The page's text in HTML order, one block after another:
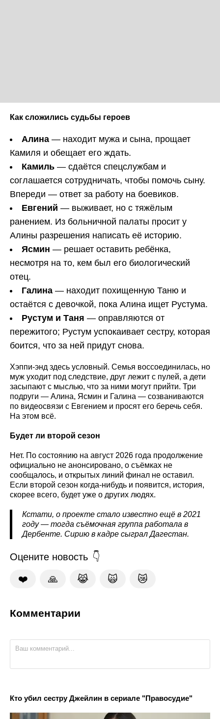
Как сложились судьбы героев
Алина — находит мужа и сына, прощает
Камиля и обещает его ждать.
Камиль — сдаётся спецслужбам и
соглашается сотрудничать, чтобы помочь сыну.
Впереди — ответ за работу на боевиков.
Евгений — выживает, но с тяжёлым
ранением. Из больничной палаты просит у
Алины разрешения написать её историю.
Ясмин — решает оставить ребёнка,
несмотря на то, кем был его биологический
отец.
Галина — находит похищенную Таню и
остаётся с девочкой, пока Алина ищет Рустума.
Рустум и Таня — оправляются от
пережитого; Рустум успокаивает сестру, которая
боится, что за ней придут снова.
Хэппи-энд здесь условный. Семья воссоединилась, но
муж уходит под следствие, друг лежит с пулей, а дети
засыпают с мыслью, что за ними могут прийти. Три
подруги — Алина, Ясмин и Галина — созваниваются
по видеосвязи с Евгением и просят его беречь себя.
На этом всё.
Будет ли второй сезон
Нет. По состоянию на август 2026 года продолжение
официально не анонсировано, о съёмках не
сообщалось, и открытых линий финал не оставил.
Если второй сезон когда-нибудь и появится, история,
скорее всего, будет уже о других людях.
Кстати, о проекте стало известно ещё в 2021
году — тогда съёмочная группа работала в
Дербенте. Сирию в кадре сыграл Дагестан.
Оцените новость
❤️ 🙏 😹 🙀 😿
Комментарии
Кто убил сестру Джейлин в сериале "Правосудие"